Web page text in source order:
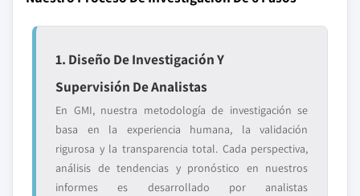
1. Diseño De Investigación Y
Supervisión De Analistas
En GMI, nuestra metodología de investigación se
basa en la experiencia humana, la validación
rigurosa y la transparencia total. Cada perspectiva,
análisis de tendencias y pronóstico en nuestros
informes es desarrollado por analistas